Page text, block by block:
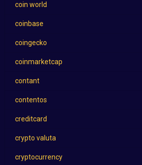
coin world
coinbase
coingecko
coinmarketcap
contant
contentos
creditcard
crypto valuta
cryptocurrency